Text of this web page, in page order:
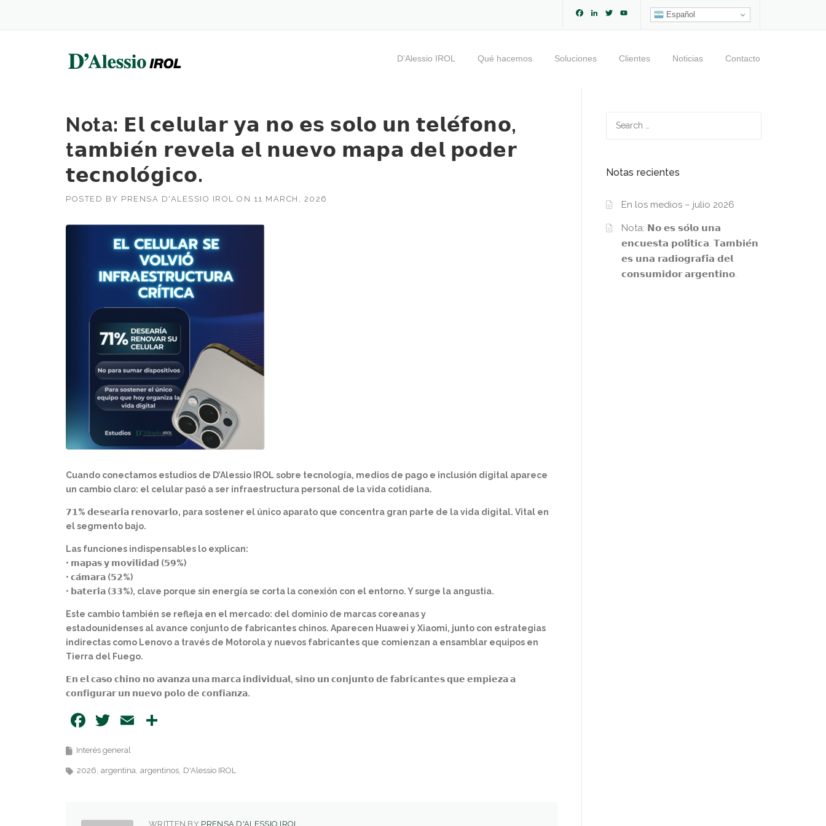
Español
Facebook
LinkedIn
TwitterYouTube
Channel
D’Alessio IROL Qué hacemos Soluciones Clientes Noticias Contacto
Nota: 𝗘𝗹 𝗰𝗲𝗹𝘂𝗹𝗮𝗿 𝘆𝗮 𝗻𝗼 𝗲𝘀 𝘀𝗼𝗹𝗼 𝘂𝗻 𝘁𝗲𝗹𝗲́𝗳𝗼𝗻𝗼,
t𝗮𝗺𝗯𝗶𝗲́𝗻 𝗿𝗲𝘃𝗲𝗹𝗮 𝗲𝗹 𝗻𝘂𝗲𝘃𝗼 𝗺𝗮𝗽𝗮 𝗱𝗲𝗹 𝗽𝗼𝗱𝗲𝗿
𝘁𝗲𝗰𝗻𝗼𝗹𝗼́𝗴𝗶𝗰𝗼.
POSTED BY PRENSA D'ALESSIO IROL ON 11 MARCH, 2026
Cuando conectamos estudios de D’Alessio IROL sobre tecnología, medios de pago e inclusión digital aparece
un cambio claro: el celular pasó a ser infraestructura personal de la vida cotidiana.
𝟳𝟭% 𝗱𝗲𝘀𝗲𝗮𝗿𝗶́𝗮 𝗿𝗲𝗻𝗼𝘃𝗮𝗿𝗹𝗼, para sostener el único aparato que concentra gran parte de lavida digital. Vital en
el segmento bajo.
Las funciones indispensables lo explican:
• 𝗺𝗮𝗽𝗮𝘀 𝘆 𝗺𝗼𝘃𝗶𝗹𝗶𝗱𝗮𝗱 (𝟱𝟵%)
• 𝗰𝗮́𝗺𝗮𝗿𝗮 (𝟱𝟮%)
• 𝗯𝗮𝘁𝗲𝗿𝗶́𝗮 (𝟯𝟯%), clave porque sin energía se corta la conexión con el entorno. Y surge la angustia.
Este cambio también se refleja en el mercado: del dominio de marcas coreanas y
estadounidenses al avance conjunto de fabricantes chinos. Aparecen Huawei y Xiaomi, junto con estrategias
indirectas como Lenovo a través de Motorola y nuevos fabricantes que comienzan a ensamblar equipos en
Tierra del Fuego.
𝗘𝗻 𝗲𝗹 𝗰𝗮𝘀𝗼 𝗰𝗵𝗶𝗻𝗼 𝗻𝗼 𝗮𝘃𝗮𝗻𝘇𝗮 𝘂𝗻𝗮 𝗺𝗮𝗿𝗰𝗮 𝗶𝗻𝗱𝗶𝘃𝗶𝗱𝘂𝗮𝗹, 𝘀𝗶𝗻𝗼 𝘂𝗻 𝗰𝗼𝗻𝗷𝘂𝗻𝘁𝗼 𝗱𝗲 𝗳𝗮𝗯𝗿𝗶𝗰𝗮𝗻𝘁𝗲𝘀𝗾𝘂𝗲 𝗲𝗺𝗽𝗶𝗲𝘇𝗮 𝗮
𝗰𝗼𝗻𝗳𝗶𝗴𝘂𝗿𝗮𝗿 𝘂𝗻 𝗻𝘂𝗲𝘃𝗼 𝗽𝗼𝗹𝗼 𝗱𝗲 𝗰𝗼𝗻𝗳𝗶𝗮𝗻𝘇𝗮.
Facebook
Twitter
Email
Interés general
2026 argentina argentinos D'Alessio IROL
WRITTEN BY PRENSA D'ALESSIO IROL
Notas recientes
En los medios – julio 2026
Nota: 𝗡𝗼 𝗲𝘀 𝘀𝗼́𝗹𝗼 𝘂𝗻𝗮
𝗲𝗻𝗰𝘂𝗲𝘀𝘁𝗮 𝗽𝗼𝗹𝗶́𝘁𝗶𝗰𝗮. 𝗧𝗮𝗺𝗯𝗶𝗲́𝗻
𝗲𝘀 𝘂𝗻𝗮 𝗿𝗮𝗱𝗶𝗼𝗴𝗿𝗮𝗳𝗶́𝗮 𝗱𝗲𝗹
𝗰𝗼𝗻𝘀𝘂𝗺𝗶𝗱𝗼𝗿 𝗮𝗿𝗴𝗲𝗻𝘁𝗶𝗻𝗼.